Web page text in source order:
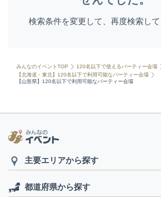
検索条件を変更して、再度検索して
みんなのイベントTOP
120名以下で使えるパーティー会場
【北海道・東北】120名以下で利用可能なパーティー会場
【山形県】120名以下で利用可能なパーティー会場
主要エリアから探す
都道府県から探す